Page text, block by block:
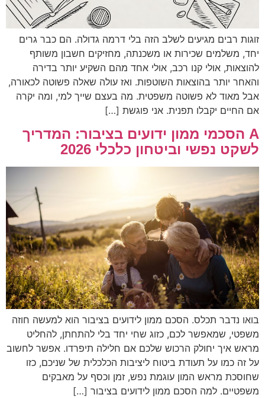
זוגות רבים מגיעים לשלב הזה בלי דרמה גדולה. הם כבר גרים
יחד, משלמים שכירות או משכנתה, מחזיקים חשבון משותף
להוצאות, אולי קנו רכב, אולי אחד מהם השקיע יותר בדירה
והאחר יותר בהוצאות השוטפות. ואז עולה שאלה פשוטה לכאורה,
אבל מאוד לא פשוטה משפטית. מה בעצם שייך למי, ומה יקרה
אם החיים יקבלו תפנית. אני פוגשת […]
A הסכמי ממון ידועים בציבור: המדריך
לשקט נפשי וביטחון כלכלי 2026
בואו נדבר תכלס. הסכם ממון לידועים בציבור הוא למעשה חוזה
משפטי, שמאפשר לכם, כזוג שחי יחד בלי להתחתן, להחליט
מראש איך יחולק הרכוש שלכם אם חלילה תיפרדו. אפשר לחשוב
על זה כמו על תעודת ביטוח ליציבות הכלכלית של שניכם, כזו
שחוסכת מראש המון עוגמת נפש, זמן וכסף על מאבקים
משפטיים. למה הסכם ממון לידועים בציבור […]